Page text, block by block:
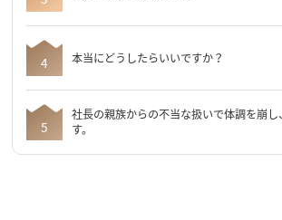
本当にどうしたらいいですか？
社長の親族からの不当な扱いで体調を崩し
す。